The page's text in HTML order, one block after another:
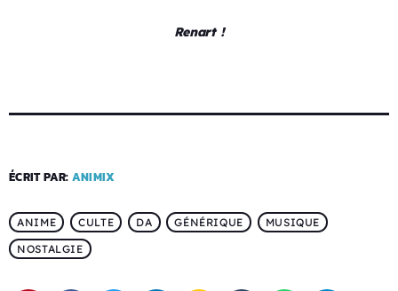
Renart !
ÉCRIT PAR: ANIMIX
ANIME CULTE DA GÉNÉRIQUE
MUSIQUE
NOSTALGIE